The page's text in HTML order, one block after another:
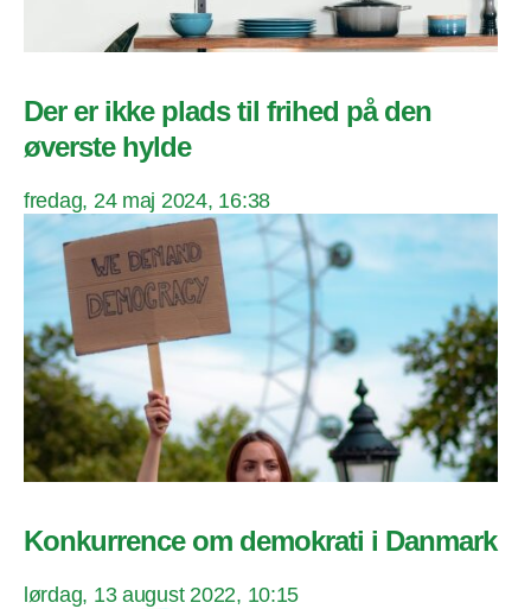
Der er ikke plads til frihed på den
øverste hylde
fredag, 24 maj 2024, 16:38
Konkurrence om demokrati i Danmark
lørdag, 13 august 2022, 10:15